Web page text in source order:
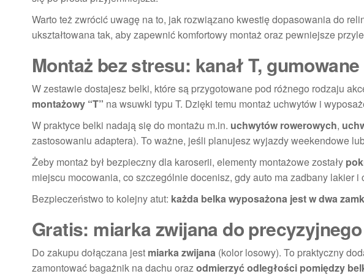
Warto też zwrócić uwagę na to, jak rozwiązano kwestię dopasowania do
ukształtowana tak, aby zapewnić komfortowy montaż oraz pewniejsze
Montaż bez stresu: kanał T,
W zestawie dostajesz belki, które są przygotowane pod różnego rodzaju
montażowy “T” na wsuwki typu T. Dzięki temu montaż uchwytów i
W praktyce belki nadają się do montażu m.in. uchwytów rowerowych,
zastosowaniu adaptera). To ważne, jeśli planujesz wyjazdy weekendowe
Żeby montaż był bezpieczny dla karoserii, elementy montażowe zostały
miejscu mocowania, co szczególnie docenisz, gdy auto ma zadbany lakier
Bezpieczeństwo to kolejny atut: każda belka wyposażona jest w dwa
Gratis: miarka zwijana do
Do zakupu dołączana jest miarka zwijana (kolor losowy). To praktyczny
zamontować bagażnik na dachu orazodmierzyć odległości pomiędzy